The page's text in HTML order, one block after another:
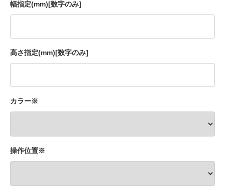
幅指定(mm)[数字のみ]
高さ指定(mm)[数字のみ]
カラー※
操作位置※